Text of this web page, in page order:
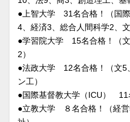
●上智大学 31名合格！（国
4、経済3、総合人間科学2、文
●学習院大学 15名合格！（
2）
●法政大学 12名合格！（文5
ン工）
●国際基督教大学（ICU） 11
●立教大学 ８名合格！（経